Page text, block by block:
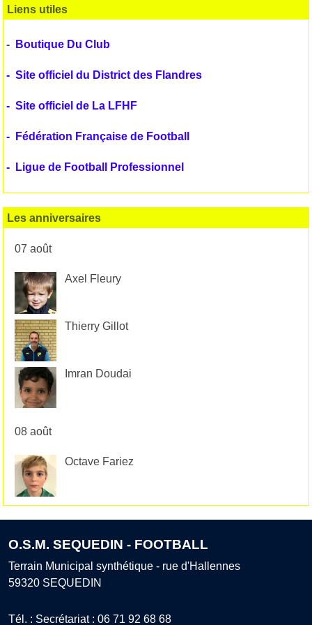
Liens utiles
- Boutique Du Club
- Site officiel du District des Flandres
- Site officiel de La LFHF
- Fédération Française de Football
- Ligue de Football Professionnel
Les anniversaires
07 août
Axel Fleury
Thierry Gillot
Imran Doudai
08 août
Octave Fariez
O.S.M. SEQUEDIN - FOOTBALL
Terrain Municipal synthétique - rue d'Hallennes
59320 SEQUEDIN
Tél. : Secrétariat : 06 71 92 68 68